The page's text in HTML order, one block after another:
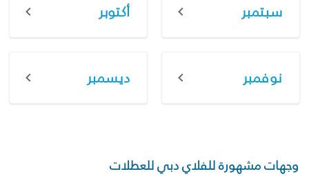
سبتمبر أكتوبر
نوفمبر ديسمبر
وجهات مشهورة للفلاي دبي للعطلات